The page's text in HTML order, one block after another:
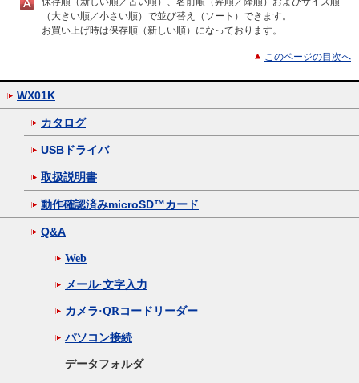
（大きい順／小さい順）で並び替え（ソート）できます。
お買い上げ時は保存順（新しい順）になっております。
このページの目次へ
WX01K
カタログ
USBドライバ
取扱説明書
動作確認済みmicroSD™カード
Q&A
Web
メール·文字入力
カメラ·QRコードリーダー
パソコン接続
データフォルダ